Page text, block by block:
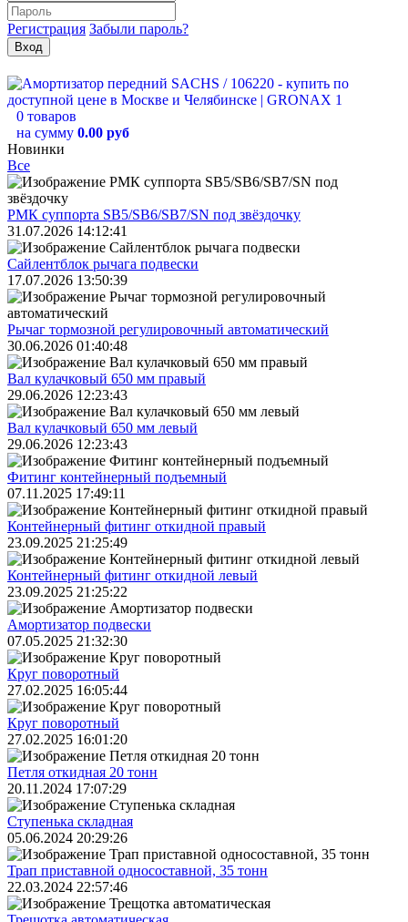
Регистрация Забыли пароль?
0 товаров
на сумму 0.00 руб
Новинки
Все
РМК суппорта SB5/SB6/SB7/SN под звёздочку
31.07.2026 14:12:41
Сайлентблок рычага подвески
17.07.2026 13:50:39
Рычаг тормозной регулировочный автоматический
30.06.2026 01:40:48
Вал кулачковый 650 мм правый
29.06.2026 12:23:43
Вал кулачковый 650 мм левый
29.06.2026 12:23:43
Фитинг контейнерный подъемный
07.11.2025 17:49:11
Контейнерный фитинг откидной правый
23.09.2025 21:25:49
Контейнерный фитинг откидной левый
23.09.2025 21:25:22
Амортизатор подвески
07.05.2025 21:32:30
Круг поворотный
27.02.2025 16:05:44
Круг поворотный
27.02.2025 16:01:20
Петля откидная 20 тонн
20.11.2024 17:07:29
Ступенька складная
05.06.2024 20:29:26
Трап приставной односоставной, 35 тонн
22.03.2024 22:57:46